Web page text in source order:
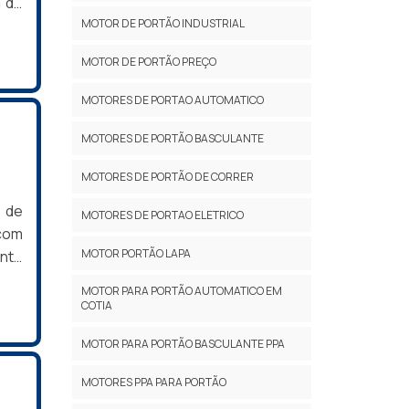
e
de
MOTOR DE PORTÃO INDUSTRIAL
MOTOR DE PORTÃO PREÇO
MOTORES DE PORTAO AUTOMATICO
MOTORES DE PORTÃO BASCULANTE
MOTORES DE PORTÃO DE CORRER
MOTORES DE PORTAO ELETRICO
MOTOR PORTÃO LAPA
MOTOR PARA PORTÃO AUTOMATICO EM
COTIA
MOTOR PARA PORTÃO BASCULANTE PPA
MOTORES PPA PARA PORTÃO